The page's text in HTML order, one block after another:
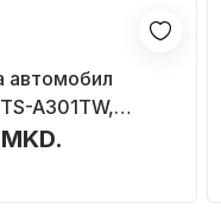
автомобил
A301TW,
црн